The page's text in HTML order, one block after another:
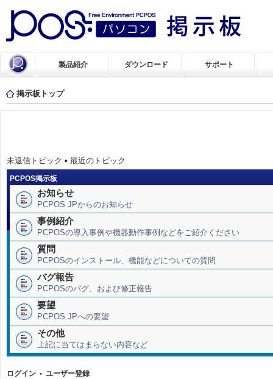
製品紹介 ダウンロード サポート
掲示板トップ
未返信トピック • 最近のトピック
PCPOS掲示板
お知らせ
PCPOS JPからのお知らせ
事例紹介
PCPOSの導入事例や機器動作事例などをご紹介ください
質問
PCPOSのインストール、機能などについての質問
バグ報告
PCPOSのバグ、および修正報告
要望
PCPOS JPへの要望
その他
上記に当てはまらない内容など
ログイン • ユーザー登録